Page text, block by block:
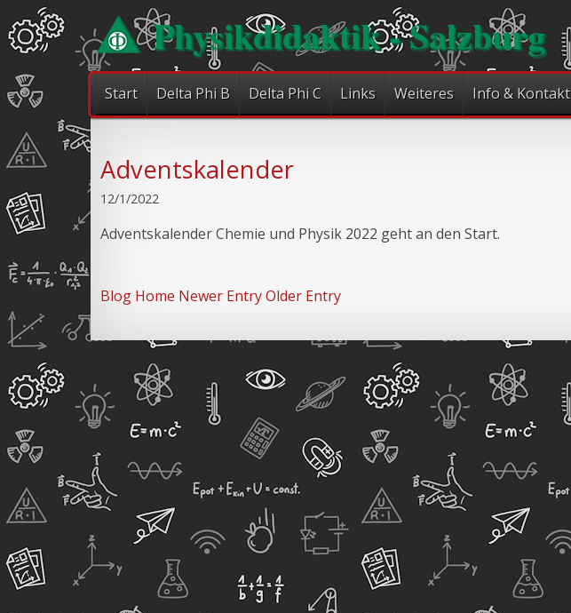
Physikdidaktik - Salzburg
Start Delta Phi B Delta Phi C Links Weiteres Info & Kontakt
Adventskalender
12/1/2022
Adventskalender Chemie und Physik 2022 geht an den Start.
Blog Home Newer EntryOlder Entry